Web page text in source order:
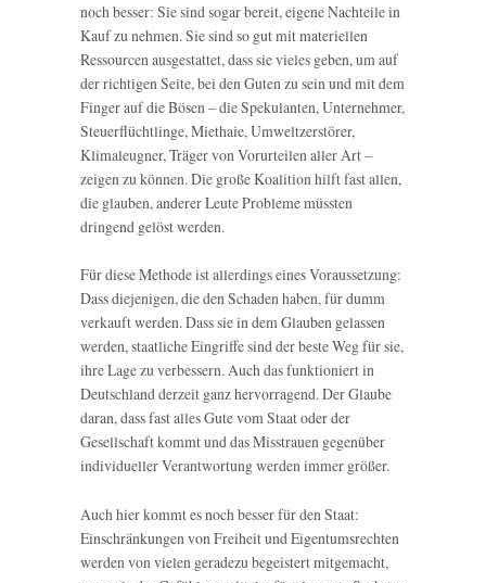
noch besser: Sie sind sogar bereit, eigene Nachteile in
Kauf zu nehmen. Sie sind so gut mit materiellen
Ressourcen ausgestattet, dass sie vieles geben, um auf
der richtigen Seite, bei den Guten zu sein und mit dem
Finger auf die Bösen – die Spekulanten, Unternehmer,
Steuerflüchtlinge, Miethaie, Umweltzerstörer,
Klimaleugner, Träger von Vorurteilen aller Art –
zeigen zu können. Die große Koalition hilft fast allen,
die glauben, anderer Leute Probleme müssten
dringend gelöst werden.
Für diese Methode ist allerdings eines Voraussetzung:
Dass diejenigen, die den Schaden haben, für dumm
verkauft werden. Dass sie in dem Glauben gelassen
werden, staatliche Eingriffe sind der beste Weg für sie,
ihre Lage zu verbessern. Auch das funktioniert in
Deutschland derzeit ganz hervorragend. Der Glaube
daran, dass fast alles Gute vom Staat oder der
Gesellschaft kommt und das Misstrauen gegenüber
individueller Verantwortung werden immer größer.
Auch hier kommt es noch besser für den Staat:
Einschränkungen von Freiheit und Eigentumsrechten
werden von vielen geradezu begeistert mitgemacht,